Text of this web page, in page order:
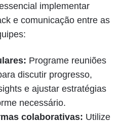
implementar
e comunicação entre as
Programe reuniões
discutir progresso,
e ajustar estratégias
necessário.
colaborativas: Utilize